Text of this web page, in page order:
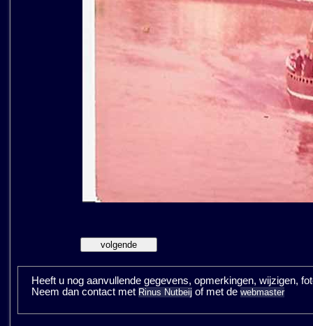
Heeft u nog aanvullende gegevens, opmerkingen, wijzigen,
Neem dan contact met Rinus Nutbeij of met de webmaster